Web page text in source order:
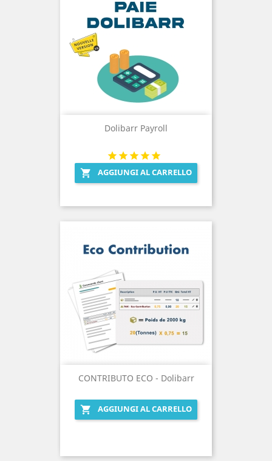
Dolibarr Payroll
 AGGIUNGI AL CARRELLO
CONTRIBUTO ECO - Dolibarr
 AGGIUNGI AL CARRELLO